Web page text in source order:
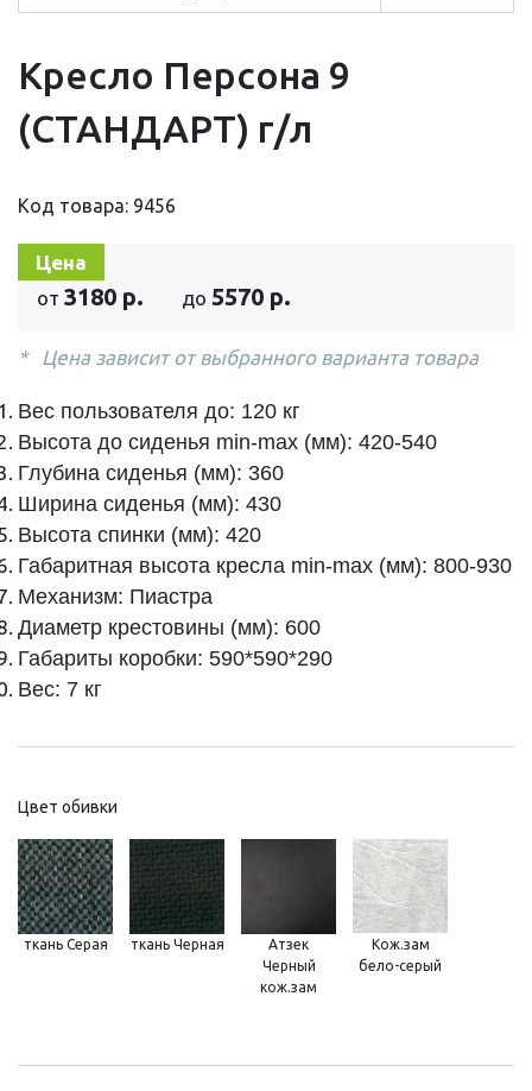
Кресло Персона 9
(СТАНДАРТ) г/л
Код товара: 9456
Цена
от 3180 р. до 5570 р.
Цена зависит от выбранного варианта товара
Вес пользователя до: 120 кг
Высота до сиденья min-max (мм): 420-540
Глубина сиденья (мм): 360
Ширина сиденья (мм): 430
Высота спинки (мм): 420
Габаритная высота кресла min-max (мм): 800-930
Механизм: Пиастра
Диаметр крестовины (мм): 600
Габариты коробки: 590*590*290
Вес: 7 кг
Цвет обивки
ткань Серая ткань Черная
Атзек
Черный
кож.зам
Кож.зам
бело-серый